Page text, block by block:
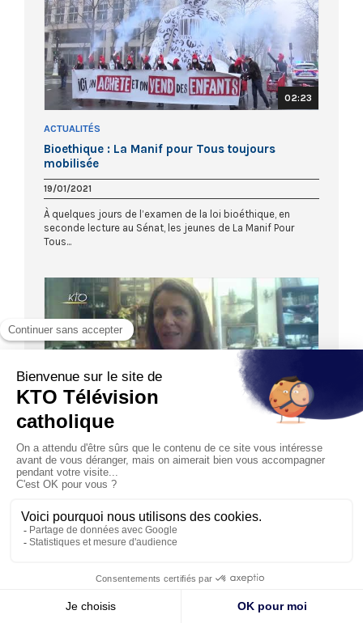
02:23
ACTUALITÉS
Bioethique : La Manif pour Tous toujours
mobilisée
19/01/2021
À quelques jours de l’examen de la loi bioéthique, en
seconde lecture au Sénat, les jeunes de La Manif Pour
Tous...
05:13
ACTUALITÉS
Bioéthique : Alliance Vita appelle à la vigilance
et la mobilisation
Deux jours après le passage en seconde lecture du projet
de loi bioéthique à l’Assemblée nationale, Caroline Rou...